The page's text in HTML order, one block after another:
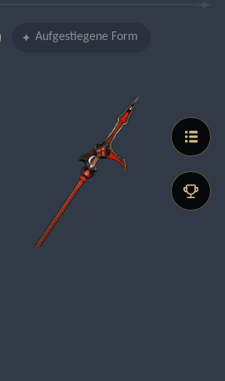
Aufgestiegene Form